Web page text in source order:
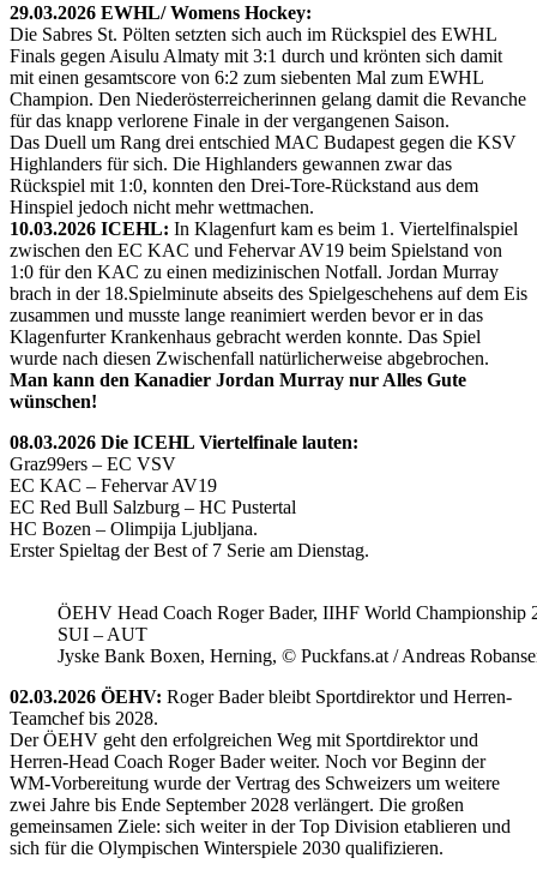
29.03.2026 EWHL/ Womens Hockey:
Die Sabres St. Pölten setzten sich auch im Rückspiel des EWHL
Finals gegen Aisulu Almaty mit 3:1 durch und krönten sich damit
mit einen gesamtscore von 6:2 zum siebenten Mal zum EWHL
Champion. Den Niederösterreicherinnen gelang damit die Revanche
für das knapp verlorene Finale in der vergangenen Saison.
Das Duell um Rang drei entschied MAC Budapest gegen die KSV
Highlanders für sich. Die Highlanders gewannen zwar das
Rückspiel mit 1:0, konnten den Drei-Tore-Rückstand aus dem
Hinspiel jedoch nicht mehr wettmachen.
10.03.2026 ICEHL: In Klagenfurt kam es beim 1. Viertelfinalspiel
zwischen den EC KAC und Fehervar AV19 beim Spielstand von
1:0 für den KAC zu einen medizinischen Notfall. Jordan Murray
brach in der 18.Spielminute abseits des Spielgeschehens auf dem Eis
zusammen und musste lange reanimiert werden bevor er in das
Klagenfurter Krankenhaus gebracht werden konnte. Das Spiel
wurde nach diesen Zwischenfall natürlicherweise abgebrochen.
Man kann den Kanadier Jordan Murray nur Alles Gute
wünschen!
08.03.2026 Die ICEHL Viertelfinale lauten:
Graz99ers – EC VSV
EC KAC – Fehervar AV19
EC Red Bull Salzburg – HC Pustertal
HC Bozen – Olimpija Ljubljana.
Erster Spieltag der Best of 7 Serie am Dienstag.
ÖEHV Head Coach Roger Bader, IIHF World Championship
SUI – AUT
Jyske Bank Boxen, Herning, © Puckfans.at / Andreas
02.03.2026 ÖEHV: Roger Bader bleibt Sportdirektor und Herren-
Teamchef bis 2028.
Der ÖEHV geht den erfolgreichen Weg mit Sportdirektor und
Herren-Head Coach Roger Bader weiter. Noch vor Beginn der
WM-Vorbereitung wurde der Vertrag des Schweizers um weitere
zwei Jahre bis Ende September 2028 verlängert. Die großen
gemeinsamen Ziele: sich weiter in der Top Division etablieren und
sich für die Olympischen Winterspiele 2030 qualifizieren.